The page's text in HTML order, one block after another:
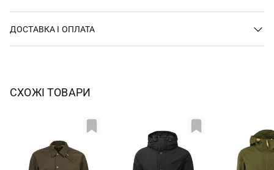
ДОСТАВКА І ОПЛАТА
СХОЖІ ТОВАРИ